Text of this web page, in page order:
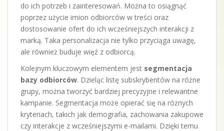
do ich potrzeb i zainteresowań. Można to osiągnąć
poprzez użycie imion odbiorców w treści oraz
dostosowanie ofert do ich wcześniejszych interakcji z
marką. Taka personalizacja nie tylko przyciąga uwagę,
ale również buduje więź z odbiorcą.
Kolejnym kluczowym elementem jest segmentacja
bazy odbiorców. Dzieląc listę subskrybentów na różne
grupy, można tworzyć bardziej precyzyjne i relewantne
kampanie. Segmentacja może opierać się na różnych
kryteriach, takich jak demografia, zachowania zakupowe
czy interakcje z wcześniejszymi e-mailami. Dzięki temu